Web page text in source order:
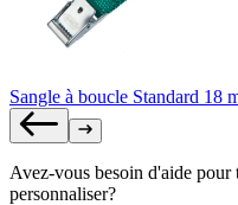
Sangle à boucle Standard 18
Avez-vous besoin d'aide
personnaliser?